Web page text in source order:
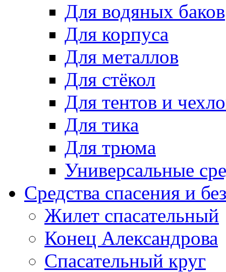
Для водяных баков
Для корпуса
Для металлов
Для стёкол
Для тентов и
Для тика
Для трюма
Универсальные
Средства спасения и
Жилет спасательный
Конец Александрова
Спасательный круг